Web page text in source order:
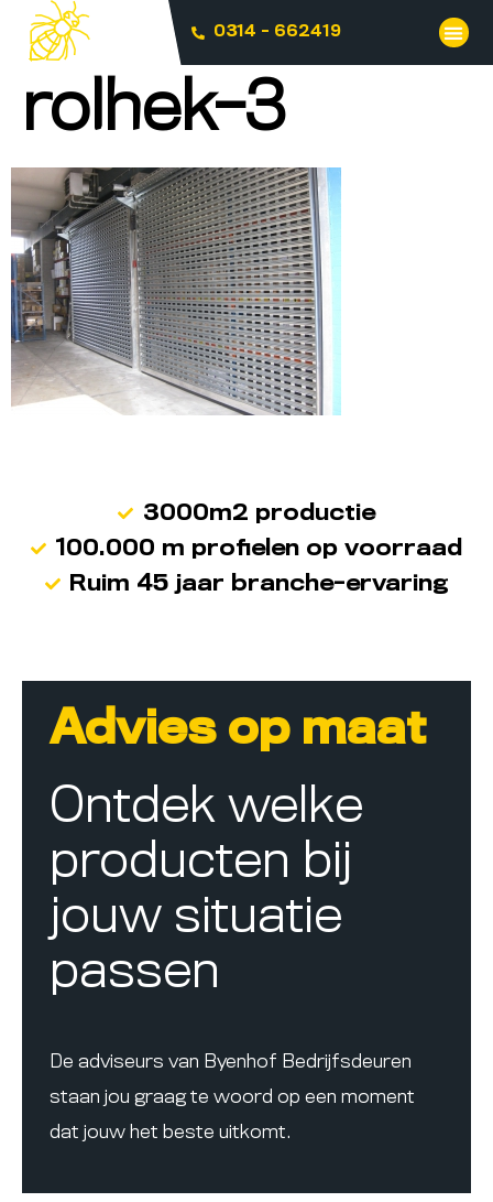
0314 - 662419
rolhek-3
3000m2 productie
100.000 m profielen op voorraad
Ruim 45 jaar branche-ervaring
Advies op maat
Ontdek welke
producten bij
jouw situatie
passen
De adviseurs van Byenhof Bedrijfsdeuren
staan jou graag te woord op een moment
dat jouw het beste uitkomt.